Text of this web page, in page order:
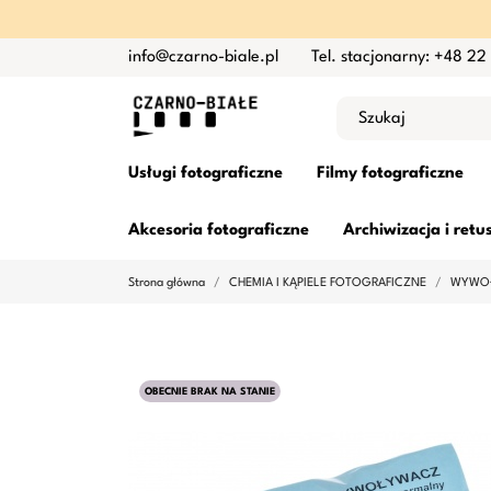
info@czarno-biale.pl Tel. stacjonarny: +48 22
Usługi fotograficzne Filmy fotograficzne
Akcesoria fotograficzne Archiwizacja i
Strona główna CHEMIA I KĄPIELE FOTOGRAFICZNE
OBECNIE BRAK NA STANIE